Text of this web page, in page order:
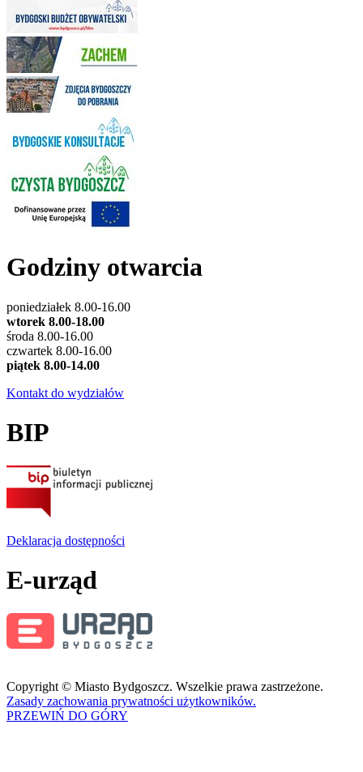
Godziny otwarcia
poniedziałek 8.00-16.00
wtorek 8.00-18.00
środa 8.00-16.00
czwartek 8.00-16.00
piątek 8.00-14.00
Kontakt do wydziałów
BIP
Deklaracja dostępności
E-urząd
Copyright © Miasto Bydgoszcz. Wszelkie prawa zastrzeżone.
Zasady zachowania prywatności użytkowników.
PRZEWIŃ DO GÓRY